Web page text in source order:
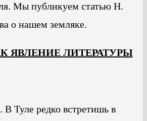
Мы публикуем статью Н.
о нашем земляке.
ЯВЛЕНИЕ ЛИТЕРАТУРЫ
Туле редко встретишь в